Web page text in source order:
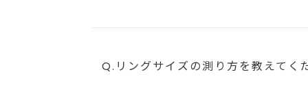
Q.リングサイズの測り方を教えてく